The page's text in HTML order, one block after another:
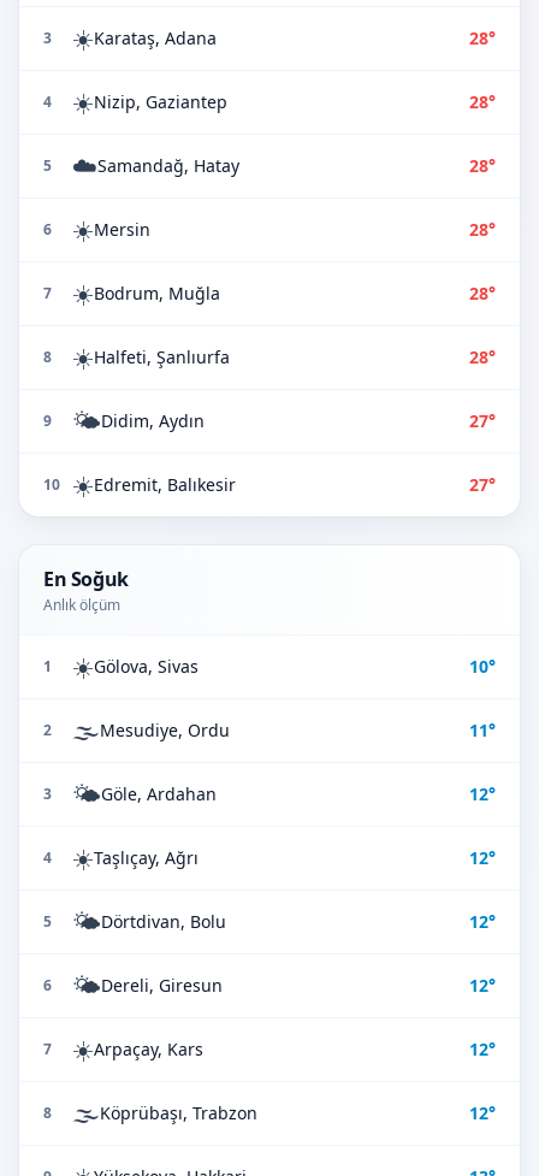
3 ☀️Karataş, Adana 28°
4 ☀️Nizip, Gaziantep 28°
5 ☁️Samandağ, Hatay 28°
6 ☀️Mersin 28°
7 ☀️Bodrum, Muğla 28°
8 ☀️Halfeti, Şanlıurfa 28°
9 🌤️Didim, Aydın 27°
10 ☀️Edremit, Balıkesir 27°
En Soğuk
Anlık ölçüm
1 ☀️Gölova, Sivas 10°
2 🌫️Mesudiye, Ordu 11°
3 🌤️Göle, Ardahan 12°
4 ☀️Taşlıçay, Ağrı 12°
5 🌤️Dörtdivan, Bolu 12°
6 🌤️Dereli, Giresun 12°
7 ☀️Arpaçay, Kars 12°
8 🌫️Köprübaşı, Trabzon 12°